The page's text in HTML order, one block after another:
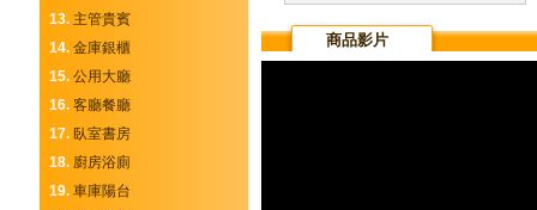
13.主管貴賓
14.金庫銀櫃
15.公用大廳
16.客廳餐廳
17.臥室書房
18.廚房浴廁
19.車庫陽台
商品影片